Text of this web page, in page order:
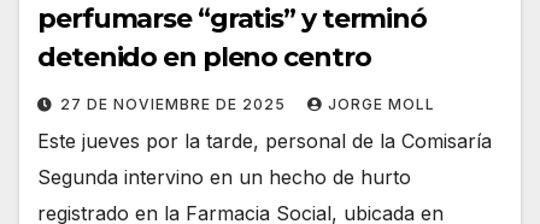
perfumarse “gratis” y terminó
detenido en pleno centro
27 DE NOVIEMBRE DE 2025 JORGE MOLL
Este jueves por la tarde, personal de la Comisaría
Segunda intervino en un hecho de hurto
registrado en la Farmacia Social, ubicada en